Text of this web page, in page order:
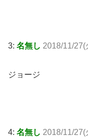
3: 名無し 2018/11/
ジョージ
4: 名無し 2018/11/